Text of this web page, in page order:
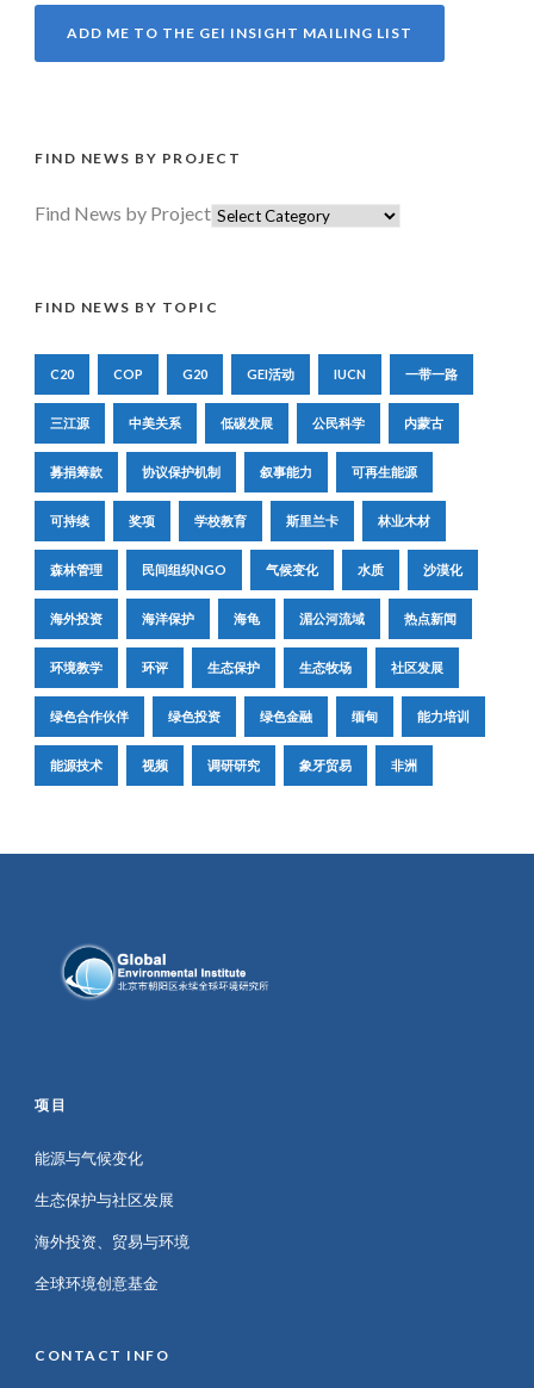
ADD ME TO THE GEI INSIGHT MAILING LIST
FIND NEWS BY PROJECT
Find News by Project
FIND NEWS BY TOPIC
C20 COP G20 GEI活动 IUCN 一带一路
三江源 中美关系 低碳发展 公民科学 内蒙古
募捐筹款 协议保护机制 叙事能力 可再生能源
可持续 奖项 学校教育 斯里兰卡 林业木材
森林管理 民间组织NGO 气候变化 水质 沙漠化
海外投资 海洋保护 海龟 湄公河流域 热点新闻
环境教学 环评 生态保护 生态牧场 社区发展
绿色合作伙伴 绿色投资 绿色金融 缅甸 能力培训
能源技术 视频 调研研究 象牙贸易 非洲
项目
能源与气候变化
生态保护与社区发展
海外投资、贸易与环境
全球环境创意基金
CONTACT INFO